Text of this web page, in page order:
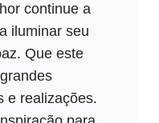
continue a
iluminar seu
Que este
e realizações.